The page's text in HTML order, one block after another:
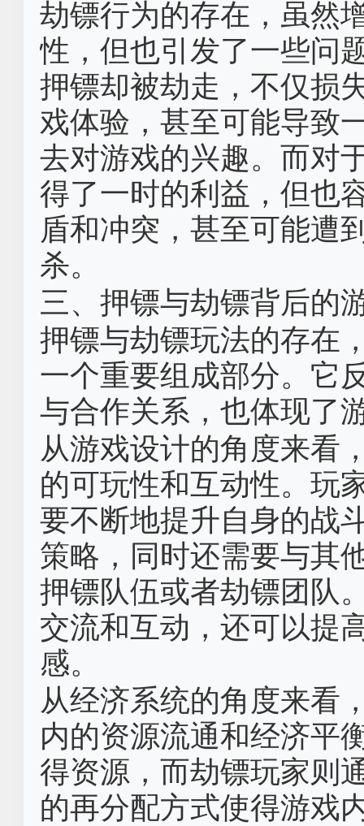
劫镖行为的存在，虽然
性，但也引发了一些问
押镖却被劫走，不仅损
戏体验，甚至可能导致
去对游戏的兴趣。而对
得了一时的利益，但也
盾和冲突，甚至可能遭
杀。
三、押镖与劫镖背后的
押镖与劫镖玩法的存在
一个重要组成部分。它
与合作关系，也体现了
从游戏设计的角度来看
的可玩性和互动性。玩
要不断地提升自身的战
策略，同时还需要与其
押镖队伍或者劫镖团队
交流和互动，还可以提
感。
从经济系统的角度来看
内的资源流通和经济平
得资源，而劫镖玩家则
的再分配方式使得游戏